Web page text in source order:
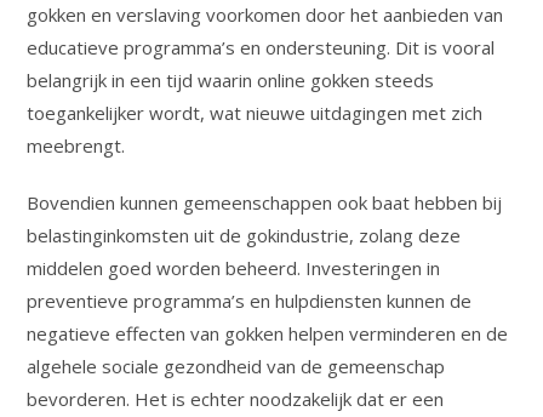
gokken en verslaving voorkomen door het aanbieden van
educatieve programma’s en ondersteuning. Dit is vooral
belangrijk in een tijd waarin online gokken steeds
toegankelijker wordt, wat nieuwe uitdagingen met zich
meebrengt.
Bovendien kunnen gemeenschappen ook baat hebben bij
belastinginkomsten uit de gokindustrie, zolang deze
middelen goed worden beheerd. Investeringen in
preventieve programma’s en hulpdiensten kunnen de
negatieve effecten van gokken helpen verminderen en de
algehele sociale gezondheid van de gemeenschap
bevorderen. Het is echter noodzakelijk dat er een